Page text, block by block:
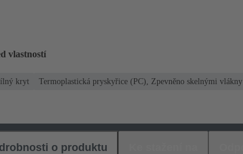
vlastností
kryt Termoplastická pryskyřice (PC), Zpevněno skelnými vlákny
o produktu